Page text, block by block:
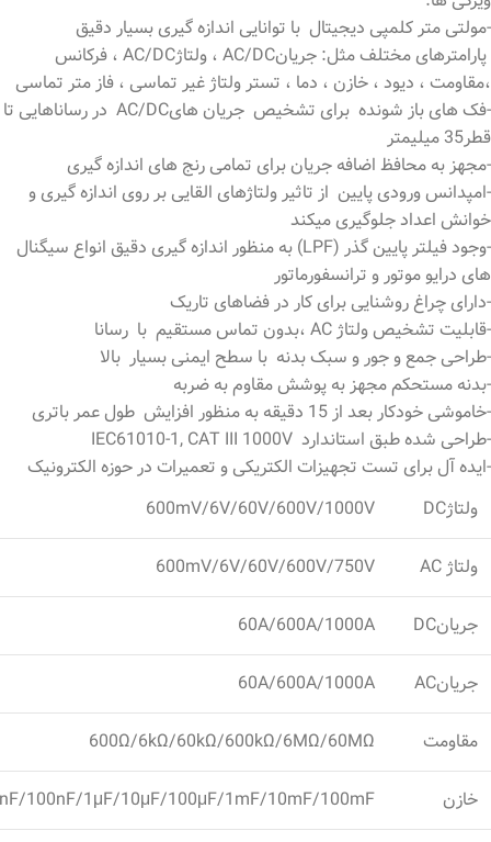
-مولتی متر کلمپی دیجیتال با توانایی اندازه گیری بسیار دقیق
پارامترهای مختلف مثل: جریانAC/DC ، ولتاژAC/DC ، فرکانس
،مقاومت ، دیود ، خازن ، دما ، تستر ولتاژ غیر تماسی ، فاز متر تماسی
-فک های باز شونده برای تشخیص جریان هایAC/DC در رساناهایی تا
قطر35 میلیمتر
-مجهز به محافظ اضافه جریان برای تمامی رنج های اندازه گیری
-امپدانس ورودی پایین از تاثیر ولتاژهای القایی بر روی اندازه گیری و
خوانش اعداد جلوگیری میکند
-وجود فیلتر پایین گذر (LPF) به منظور اندازه گیری دقیق انواع سیگنال
های درایو موتور و ترانسفورماتور
-دارای چراغ روشنایی برای کار در فضاهای تاریک
-قابلیت تشخیص ولتاژ AC ،بدون تماس مستقیم با رسانا
-طراحی جمع و جور و سبک بدنه با سطح ایمنی بسیار بالا
-بدنه مستحکم مجهز به پوشش مقاوم به ضربه
-خاموشی خودکار بعد از 15 دقیقه به منظور افزایش طول عمر باتری
-طراحی شده طبق استاندارد IEC61010-1, CAT III 1000V
-ایده آل برای تست تجهیزات الکتریکی و تعمیرات در حوزه الکترونیک
ولتاژDC
600mV/6V/60V/600V/1000V
ولتاژ AC 600mV/6V/60V/600V/750V
جریانDC 60A/600A/1000A
جریانAC 60A/600A/1000A
مقاومت 600Ω/6kΩ/60kΩ/600kΩ/6MΩ/60MΩ
خازن 100nF/1μF/10μF/100μF/1mF/10mF/100mF